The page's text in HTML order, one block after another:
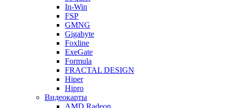
In-Win
FSP
GMNG
Gigabyte
Foxline
ExeGate
Formula
FRACTAL DESIGN
Hiper
Hipro
Видеокарты